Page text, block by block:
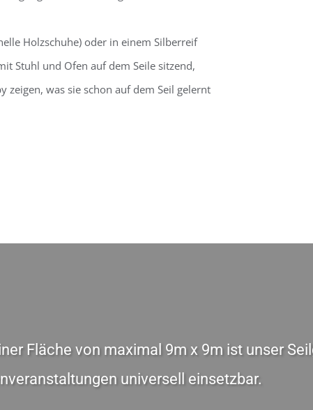
Holzschuhe) oder in einem Silberreif
Stuhl und Ofen auf dem Seile sitzend,
zeigen, was sie schon auf dem Seil gelernt
Fläche von maximal 9m x 9m ist unser
universell einsetzbar.